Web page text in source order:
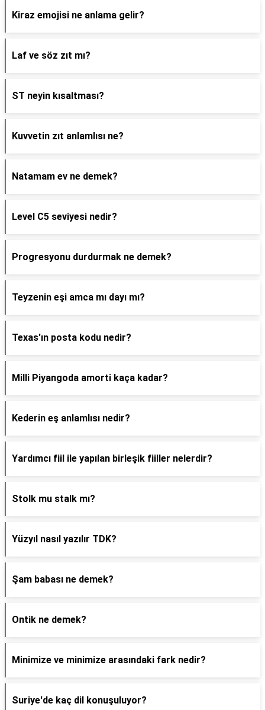
Kiraz emojisi ne anlama gelir?
Laf ve söz zıt mı?
ST neyin kısaltması?
Kuvvetin zıt anlamlısı ne?
Natamam ev ne demek?
Level C5 seviyesi nedir?
Progresyonu durdurmak ne demek?
Teyzenin eşi amca mı dayı mı?
Texas'ın posta kodu nedir?
Milli Piyangoda amorti kaça kadar?
Kederin eş anlamlısı nedir?
Yardımcı fiil ile yapılan birleşik fiiller nelerdir?
Stolk mu stalk mı?
Yüzyıl nasıl yazılır TDK?
Şam babası ne demek?
Ontik ne demek?
Minimize ve minimize arasındaki fark nedir?
Suriye'de kaç dil konuşuluyor?